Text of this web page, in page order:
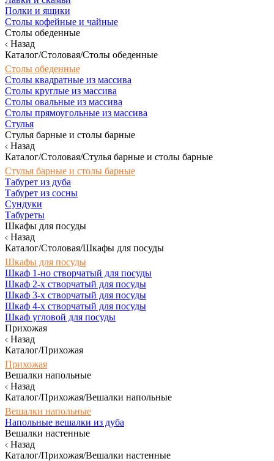
Полки и ящики
Столы кофейные и чайные
Столы обеденные
Назад
Каталог/Столовая/Столы обеденные
Столы обеденные
Столы квадратные из массива
Столы круглые из массива
Столы овальные из массива
Столы прямоугольные из массива
Стулья
Стулья барные и столы барные
Назад
Каталог/Столовая/Стулья барные и столы барные
Стулья барные и столы барные
Табурет из дуба
Табурет из сосны
Сундуки
Табуреты
Шкафы для посуды
Назад
Каталог/Столовая/Шкафы для посуды
Шкафы для посуды
Шкаф 1-но створчатый для посуды
Шкаф 2-х створчатый для посуды
Шкаф 3-х створчатый для посуды
Шкаф 4-х створчатый для посуды
Шкаф угловой для посуды
Прихожая
Назад
Каталог/Прихожая
Прихожая
Вешалки напольные
Назад
Каталог/Прихожая/Вешалки напольные
Вешалки напольные
Напольные вешалки из дуба
Вешалки настенные
Назад
Каталог/Прихожая/Вешалки настенные